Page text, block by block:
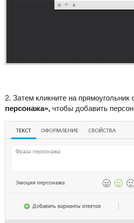
2. Затем кликните на прямоугольник
персонажа»,чтобы добавить